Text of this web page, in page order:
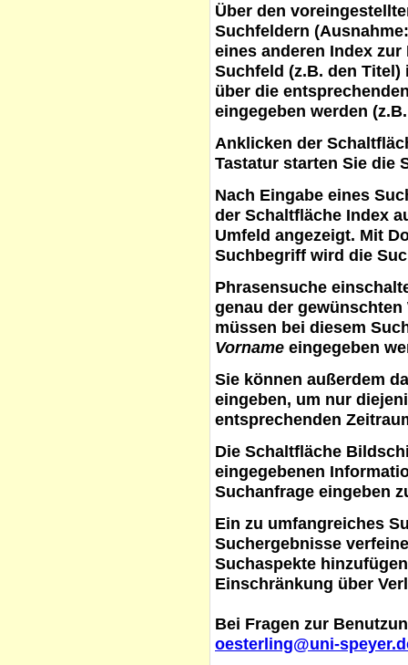
Über den
Suchfeldern
eines anderen Index
Suchfeld (z.B. den
über die
eingegeben werden
Anklicken der
Tastatur starten Sie die
Nach Eingabe eines
der Schaltfläche Index
Umfeld angezeigt. Mit
Suchbegriff wird die
Phrasensuche
genau der
müssen bei diesem
Vorname eingegeben
Sie können außerdem
eingeben, um nur
entsprechenden
Die Schaltfläche
eingegebenen
Suchanfrage eingeben
Ein zu umfangreiches
Suchergebnisse
Suchaspekte
Einschränkung über
Bei Fragen zur
oesterling@uni-